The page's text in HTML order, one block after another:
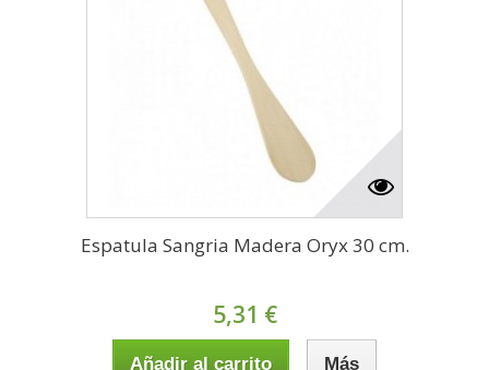
Espatula Sangria Madera Oryx 30 cm.
5,31 €
Añadir al carrito Más